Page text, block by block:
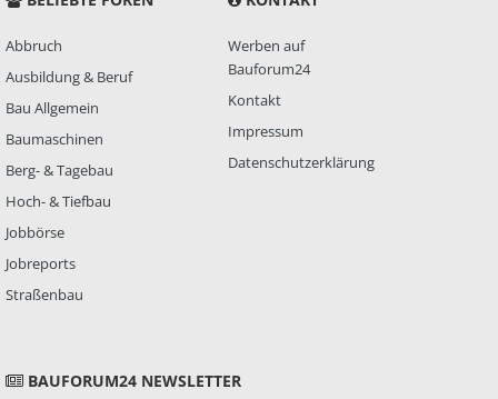
Abbruch
Ausbildung & Beruf
Bau Allgemein
Baumaschinen
Berg- & Tagebau
Hoch- & Tiefbau
Jobbörse
Jobreports
Straßenbau
Werben auf
Bauforum24
Kontakt
Impressum
Datenschutzerklärung
BAUFORUM24 NEWSLETTER